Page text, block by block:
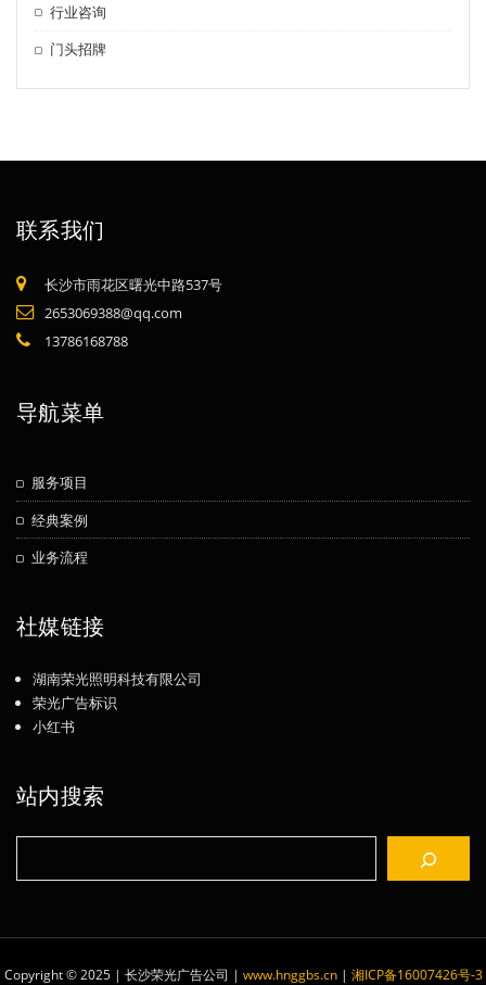
行业咨询
门头招牌
联系我们
长沙市雨花区曙光中路537号
2653069388@qq.com
13786168788
导航菜单
服务项目
经典案例
业务流程
社媒链接
湖南荣光照明科技有限公司
荣光广告标识
小红书
站内搜索
Copyright © 2025 | 长沙荣光广告公司 | www.hnggbs.cn| 湘ICP备16007426号-3